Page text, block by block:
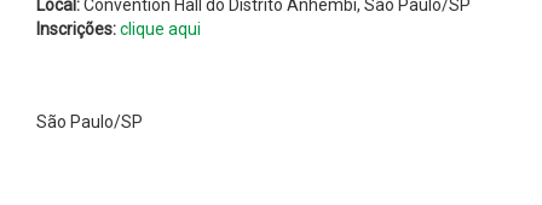
Local:Convention Hall do Distrito Anhembi, São Paulo/SP
Inscrições:clique aqui
São Paulo/SP